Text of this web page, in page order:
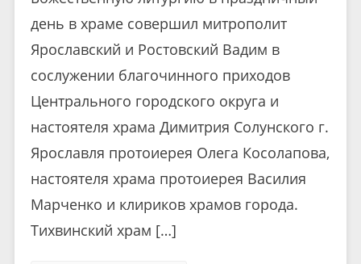
день в храме совершил митрополит
Ярославский и Ростовский Вадим в
сослужении благочинного приходов
Центрального городского округа и
настоятеля храма Димитрия Солунского г.
Ярославля протоиерея Олега Косолапова,
настоятеля храма протоиерея Василия
Марченко и клириков храмов города.
Тихвинский храм […]